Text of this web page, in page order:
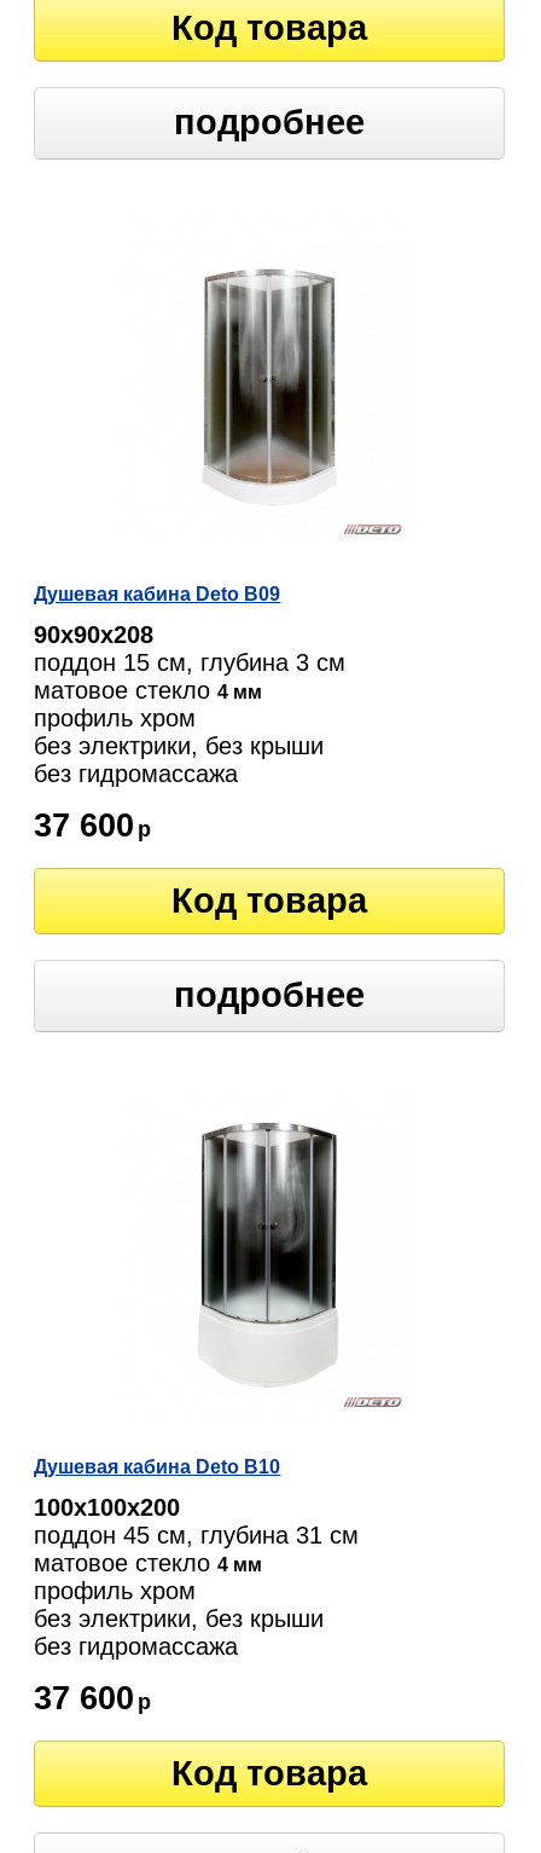
Код товара
подробнее
Душевая кабина Deto B09
90х90х208
поддон 15 см, глубина 3 см
матовое стекло4 мм
профиль хром
без электрики, без крыши
без гидромассажа
37 600 р
Код товара
подробнее
Душевая кабина Deto B10
100х100х200
поддон 45 см, глубина 31 см
матовое стекло4 мм
профиль хром
без электрики, без крыши
без гидромассажа
37 600 р
Код товара